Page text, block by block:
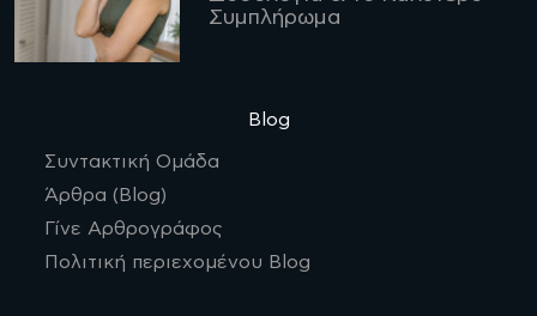
Συμπλήρωμα
Blog
Συντακτική Ομάδα
Άρθρα (Blog)
Γίνε Αρθρογράφος
Πολιτική περιεχομένου Blog